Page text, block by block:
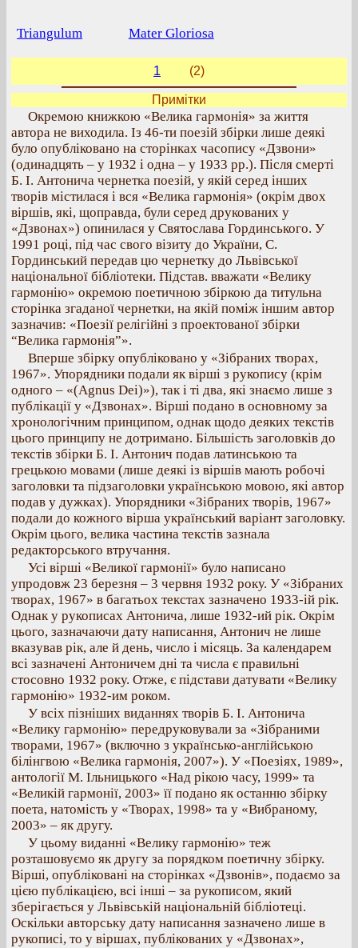
Triangulum Mater Gloriosa
1 (2)
Примітки
Окремою книжкою «Велика гармонія» за життя
автора не виходила. Із 46-ти поезій збірки лише деякі
було опубліковано на сторінках часопису «Дзвони»
(одинадцять – у 1932 і одна – у 1933 рр.). Після смерті
Б. І. Антонича чернетка поезій, у якій серед інших
творів містилася і вся «Велика гармонія» (окрім двох
віршів, які, щоправда, були серед друкованих у
«Дзвонах») опинилася у Святослава Гординського. У
1991 році, під час свого візиту до України, С.
Гординський передав цю чернетку до Львівської
національної бібліотеки. Підстав. вважати «Велику
гармонію» окремою поетичною збіркою да титульна
сторінка згаданої чернетки, на якій поміж іншим автор
зазначив: «Поезії релігійні з проектованої збірки
“Велика гармонія”».
Вперше збірку опубліковано у «Зібраних творах,
1967». Упорядники подали як вірші з рукопису (крім
одного – «(Agnus Dei)»), так і ті два, які знаємо лише з
публікації у «Дзвонах». Вірші подано в основному за
хронологічним принципом, однак щодо деяких текстів
цього принципу не дотримано. Більшість заголовків до
текстів збірки Б. І. Антонич подав латинською та
грецькою мовами (лише деякі із віршів мають робочі
заголовки та підзаголовки українською мовою, які автор
подав у дужках). Упорядники «Зібраних творів, 1967»
подали до кожного вірша український варіант заголовку.
Окрім цього, велика частина текстів зазнала
редакторського втручання.
Усі вірші «Великої гармонії» було написано
упродовж 23 березня – 3 червня 1932 року. У «Зібраних
творах, 1967» в багатьох текстах зазначено 1933-ій рік.
Однак у рукописах Антонича, лише 1932-ий рік. Окрім
цього, зазначаючи дату написання, Антонич не лише
вказував рік, але й день, число і місяць. За календарем
всі зазначені Антоничем дні та числа є правильні
стосовно 1932 року. Отже, є підстави датувати «Велику
гармонію» 1932-им роком.
У всіх пізніших виданнях творів Б. І. Антонича
«Велику гармонію» передруковували за «Зібраними
творами, 1967» (включно з українсько-англійською
білінгвою «Велика гармонія, 2007»). У «Поезіях, 1989»,
антології М. Ільницького «Над рікою часу, 1999» та
«Великій гармонії, 2003» її подано як останню збірку
поета, натомість у «Творах, 1998» та у «Вибраному,
2003» – як другу.
У цьому виданні «Велику гармонію» теж
розташовуємо як другу за порядком поетичну збірку.
Вірші, опубліковані на сторінках «Дзвонів», подаємо за
цією публікацією, всі інші – за рукописом, який
зберігається у Львівській національній бібліотеці.
Оскільки авторську дату написання зазначено лише в
рукописі, то у віршах, публікованих у «Дзвонах»,